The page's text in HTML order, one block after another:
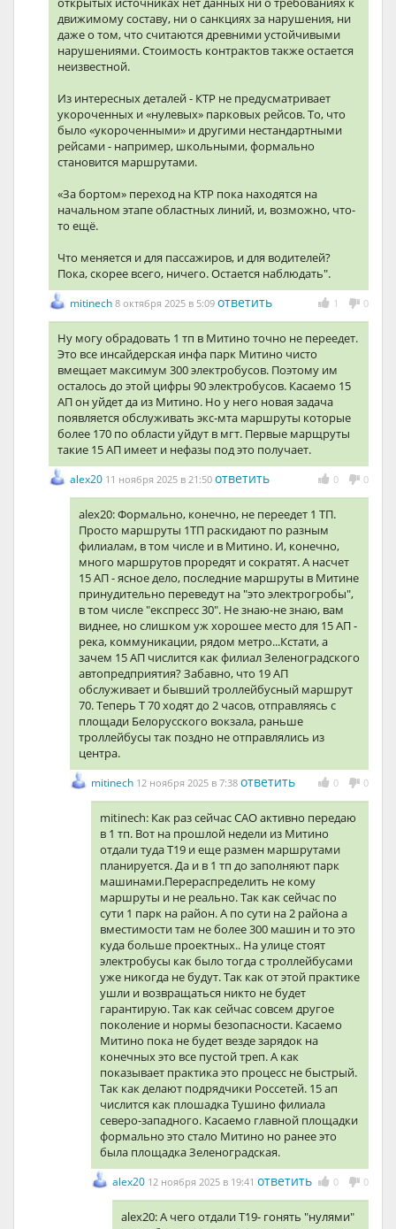
движимому составу, ни о санкциях за нарушения, ни
даже о том, что считаются древними устойчивыми
нарушениями. Стоимость контрактов также остается
неизвестной.
Из интересных деталей - КТР не предусматривает
укороченных и «нулевых» парковых рейсов. То, что
было «укороченными» и другими нестандартными
рейсами - например, школьными, формально
становится маршрутами.
«За бортом» переход на КТР пока находятся на
начальном этапе областных линий, и, возможно, что-
то ещё.
Что меняется и для пассажиров, и для водителей?
Пока, скорее всего, ничего. Остается наблюдать".
1 0
mitinech 8 октября 2025 в 5:09 ответить
Ну могу обрадовать 1 тп в Митино точно не переедет.
Это все инсайдерская инфа парк Митино чисто
вмещает максимум 300 электробусов. Поэтому им
осталось до этой цифры 90 электробусов. Касаемо 15
АП он уйдет да из Митино. Но у него новая задача
появляется обслуживать экс-мта маршруты которые
более 170 по области уйдут в мгт. Первые марщруты
такие 15 АП имеет и нефазы под это получает.
0 0
alex20 11 ноября 2025 в 21:50 ответить
alex20: Формально, конечно, не переедет 1 ТП.
Просто маршруты 1ТП раскидают по разным
филиалам, в том числе и в Митино. И, конечно,
много маршрутов проредят и сократят. А насчет
15 АП - ясное дело, последние маршруты в Митине
принудительно переведут на "это электрогробы",
в том числе "експресс 30". Не знаю-не знаю, вам
виднее, но слишком уж хорошее место для 15 АП -
река, коммуникации, рядом метро...Кстати, а
зачем 15 АП числится как филиал Зеленоградского
автопредприятия? Забавно, что 19 АП
обслуживает и бывший троллейбусный маршрут
70. Теперь Т 70 ходят до 2 часов, отправляясь с
площади Белорусского вокзала, раньше
троллейбусы так поздно не отправлялись из
центра.
0 0
mitinech 12 ноября 2025 в 7:38 ответить
mitinech: Как раз сейчас САО активно передаю
в 1 тп. Вот на прошлой недели из Митино
отдали туда Т19 и еще размен маршрутами
планируется. Да и в 1 тп до заполняют парк
машинами.Перераспределить не кому
маршруты и не реально. Так как сейчас по
сути 1 парк на район. А по сути на 2 района а
вместимости там не более 300 машин и то это
куда больше проектных.. На улице стоят
электробусы как было тогда с троллейбусами
уже никогда не будут. Так как от этой практике
ушли и возвращаться никто не будет
гарантирую. Так как сейчас совсем другое
поколение и нормы безопасности. Касаемо
Митино пока не будет везде зарядок на
конечных это все пустой треп. А как
показывает практика это процесс не быстрый.
Так как делают подрядчики Россетей. 15 ап
числится как плошадка Тушино филиала
северо-западного. Касаемо главной площадки
формально это стало Митино но ранее это
была площадка Зеленоградская.
0 0
alex20 12 ноября 2025 в 19:41 ответить
alex20: А чего отдали Т19- гонять "нулями"